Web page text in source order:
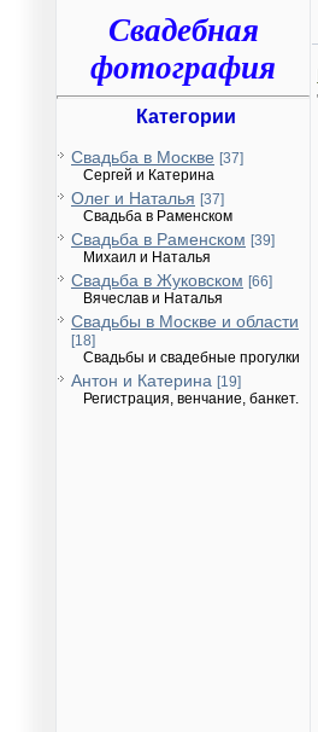
Свадебная
фотография
Категории
Свадьба в Москве [37]
Сергей и Катерина
Олег и Наталья [37]
Свадьба в Раменском
Свадьба в Раменском [39]
Михаил и Наталья
Свадьба в Жуковском [66]
Вячеслав и Наталья
Свадьбы в Москве и области
[18]
Свадьбы и свадебные прогулки
Антон и Катерина [19]
Регистрация, венчание, банкет.